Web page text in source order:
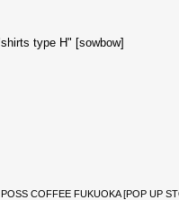
type H" [sowbow]
COFFEE FUKUOKA [POP UP